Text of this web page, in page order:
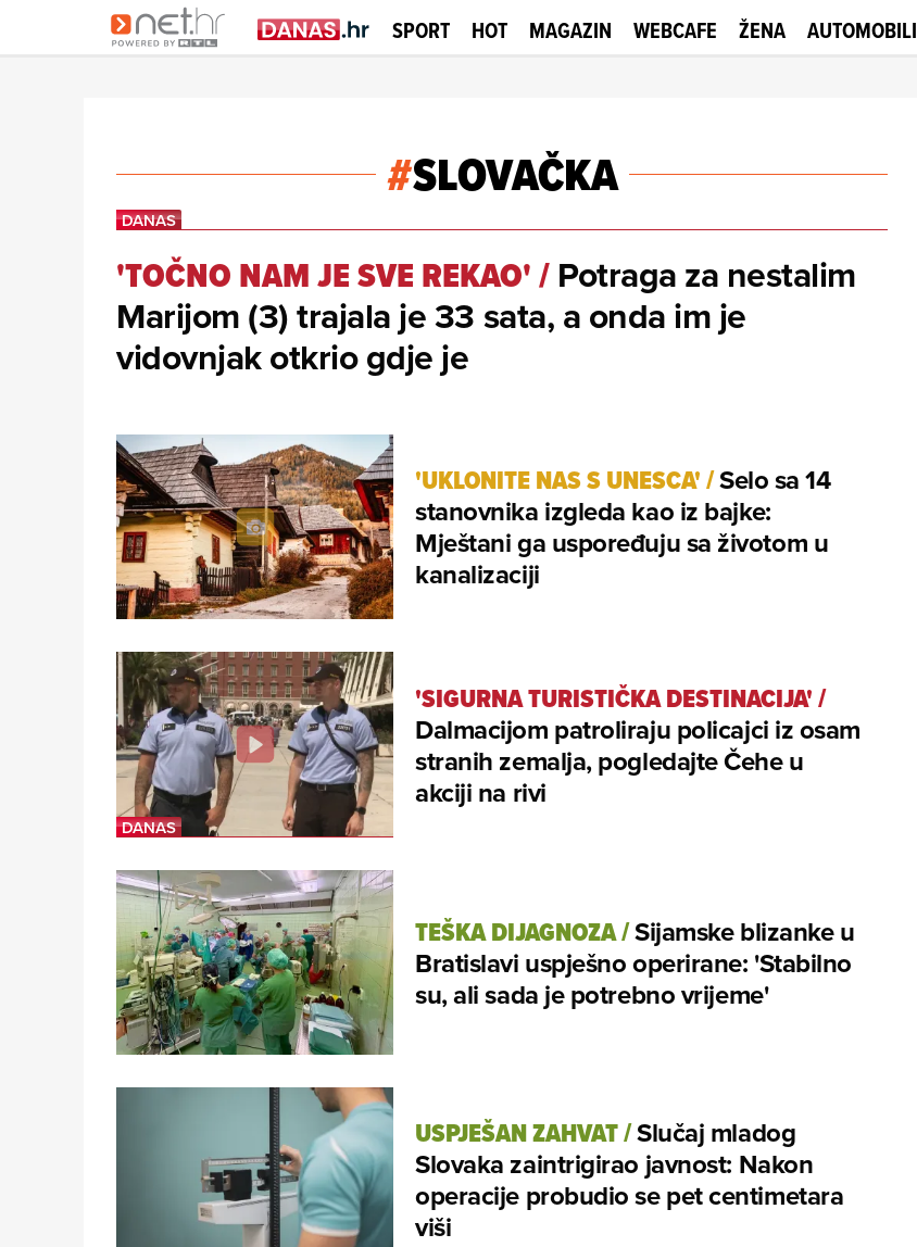
SPORT HOT MAGAZIN WEBCAFE ŽENA AUTOMOBILI
#SLOVAČKA
'TOČNO NAM JE SVE REKAO'/Potraga za nestalim
Marijom (3) trajala je 33 sata, a onda im je
vidovnjak otkrio gdje je
'UKLONITE NAS S UNESCA'/Selo sa 14
stanovnika izgleda kao iz bajke:
Mještani ga uspoređuju sa životom u
kanalizaciji
'SIGURNA TURISTIČKA DESTINACIJA'/
Dalmacijom patroliraju policajci iz osam
stranih zemalja, pogledajte Čehe u
akciji na rivi
TEŠKA DIJAGNOZA/Sijamske blizanke u
Bratislavi uspješno operirane: 'Stabilno
su, ali sada je potrebno vrijeme'
USPJEŠAN ZAHVAT/Slučaj mladog
Slovaka zaintrigirao javnost: Nakon
operacije probudio se pet centimetara
viši